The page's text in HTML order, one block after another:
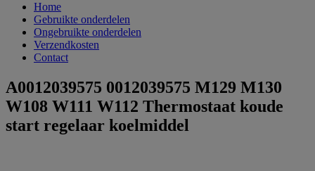
Home
Gebruikte onderdelen
Ongebruikte onderdelen
Verzendkosten
Contact
A0012039575 0012039575 M129 M130
W108 W111 W112 Thermostaat koude
start regelaar koelmiddel